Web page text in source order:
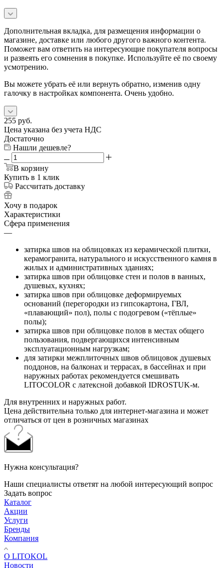
Дополнительная вкладка, для размещения информации о
магазине, доставке или любого другого важного контента.
Поможет вам ответить на интересующие покупателя вопросы
и развеять его сомнения в покупке. Используйте её по своему
усмотрению.
Вы можете убрать её или вернуть обратно, изменив одну
галочку в настройках компонента. Очень удобно.
255 руб.
Цена указана без учета НДС
Достаточно
Нашли дешевле?
В корзину
Купить в 1 клик
Рассчитать доставку
Хочу в подарок
Характеристики
Сфера применения
—
затирка швов на облицовках из керамической плитки,
керамогранита, натурального и искусственного камня в
жилых и административных зданиях;
затирка швов при облицовке стен и полов в ванных,
душевых, кухнях;
затирка швов при облицовке деформируемых
оснований (перегородки из гипсокартона, ГВЛ,
«плавающий» пол), полы с подогревом («тёплые»
полы);
затирка швов при облицовке полов в местах общего
пользования, подвергающихся интенсивным
эксплуатационным нагрузкам;
для затирки межплиточных швов облицовок душевых
поддонов, на балконах и террасах, в бассейнах и при
наружных работах рекомендуется смешивать
LITOCOLOR c латексной добавкой IDROSTUK-м.
Для внутренних и наружных работ.
Цена действительна только для интернет-магазина и может
отличаться от цен в розничных магазинах
Нужна консультация?
Наши специалисты ответят на любой интересующий вопрос
Задать вопрос
Каталог
Акции
Услуги
Бренды
Компания
О LITOKOL
Новости